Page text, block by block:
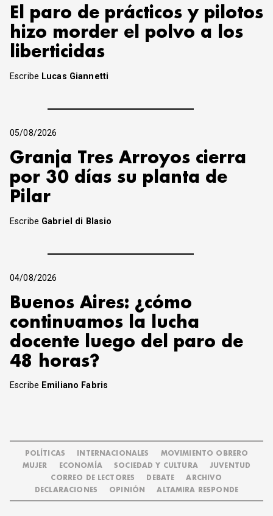
El paro de prácticos y pilotos
hizo morder el polvo a los
liberticidas
Escribe Lucas Giannetti
05/08/2026
Granja Tres Arroyos cierra
por 30 días su planta de
Pilar
Escribe Gabriel di Blasio
04/08/2026
Buenos Aires: ¿cómo
continuamos la lucha
docente luego del paro de
48 horas?
Escribe Emiliano Fabris
POLÍTICAS INTERNACIONALES
MOVIMIENTO OBRERO
MUJER
ECONOMÍA SOCIEDAD Y CULTURA
JUVENTUD
CORREO DE LECTORES
DEBATE
ARCHIVO
DECLARACIONES
OPINIÓN ALTAMIRA RESPONDE